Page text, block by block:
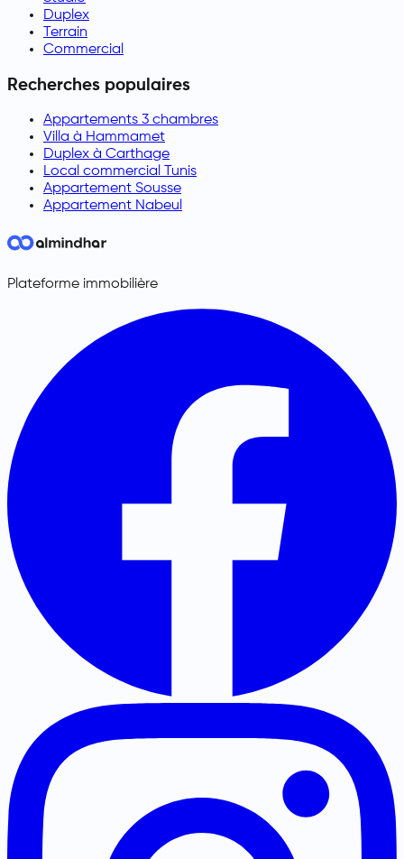
Duplex
Terrain
Commercial
Recherches populaires
Appartements 3 chambres
Villa à Hammamet
Duplex à Carthage
Local commercial Tunis
Appartement Sousse
Appartement Nabeul
Plateforme immobilière